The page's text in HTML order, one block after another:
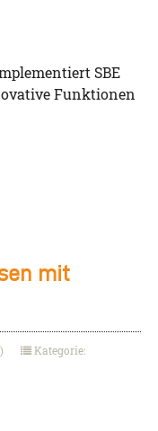
SBE
Funktionen
mit
Kategorie: